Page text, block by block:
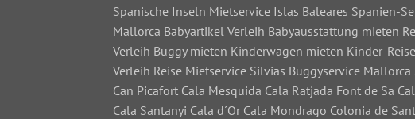
Spanische Inseln Mietservice Islas Baleares Spanien-
Mallorca Babyartikel Verleih Babyausstattung mieten
Verleih Buggy mieten Kinderwagen mieten Kinder-
Verleih Reise Mietservice Silvias Buggyservice
Can Picafort Cala Mesquida Cala Ratjada Font de Sa
Cala Santanyi Cala d´Or Cala Mondrago Colonia de